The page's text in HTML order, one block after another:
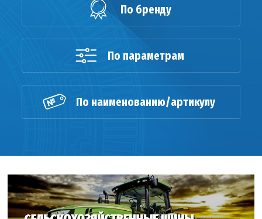
По бренду
По параметрам
По наименованию/артикулу